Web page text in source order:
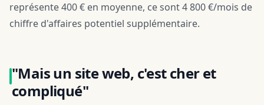
représente 400 € en moyenne, ce sont 4 800 €/mois de
chiffre d'affaires potentiel supplémentaire.
"Mais un site web, c'est cher et
compliqué"